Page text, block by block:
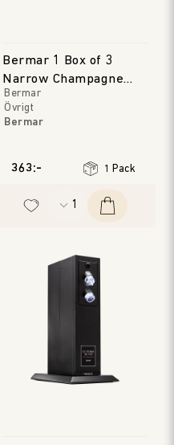
Bermar 1 Box of 3
Narrow Champagne
Stoppers
Bermar
Övrigt
Bermar
363:- 1 Pack